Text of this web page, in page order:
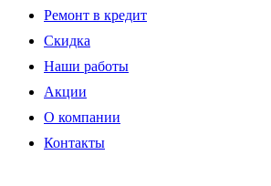
Ремонт в кредит
Скидка
Наши работы
Акции
О компании
Контакты